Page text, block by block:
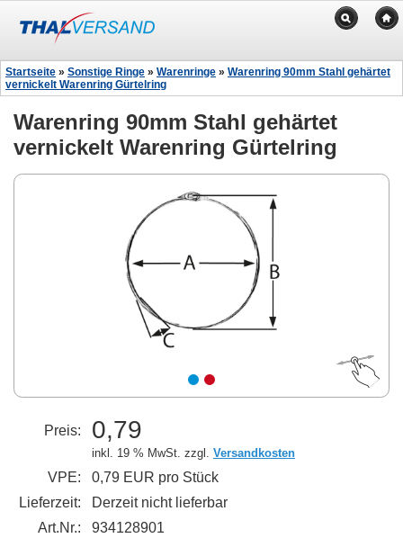
Startseite » Sonstige Ringe » Warenringe » Warenring 90mm Stahl gehärtet
vernickelt Warenring Gürtelring
Warenring 90mm Stahl gehärtet
vernickelt Warenring Gürtelring
Preis: 0,79
inkl. 19 % MwSt. zzgl. Versandkosten
VPE:
0,79 EUR pro Stück
Lieferzeit:
Derzeit nicht lieferbar
Art.Nr.:
934128901